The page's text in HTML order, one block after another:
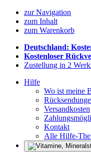
zur Navigation
zum Inhalt
zum Warenkorb
Deutschland:
Kostenloser
Zustellung in 2
Hilfe
Wo ist meine
Versandkosten
Kontakt
Alle Hilfe-